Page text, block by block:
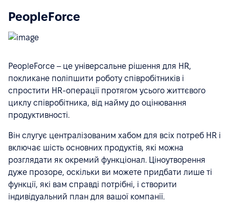
PeopleForce
PeopleForce – це універсальне рішення для HR,
покликане поліпшити роботу співробітників і
спростити HR-операції протягом усього життєвого
циклу співробітника, від найму до оцінювання
продуктивності.
Він слугує централізованим хабом для всіх потреб HR і
включає шість основних продуктів, які можна
розглядати як окремий функціонал. Ціноутворення
дуже прозоре, оскільки ви можете придбати лише ті
функції, які вам справді потрібні, і створити
індивідуальний план для вашої компанії.